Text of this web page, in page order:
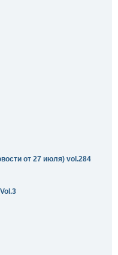
от 27 июля) vol.284